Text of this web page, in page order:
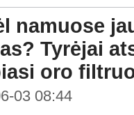
namuose
Tyrėjai
oro
03 08:44